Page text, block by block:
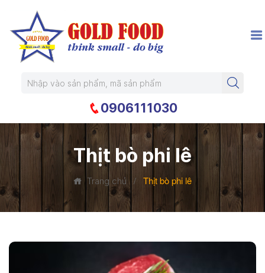
0906111030
Thịt bò phi lê
Trang chủ / Thịt bò phi lê